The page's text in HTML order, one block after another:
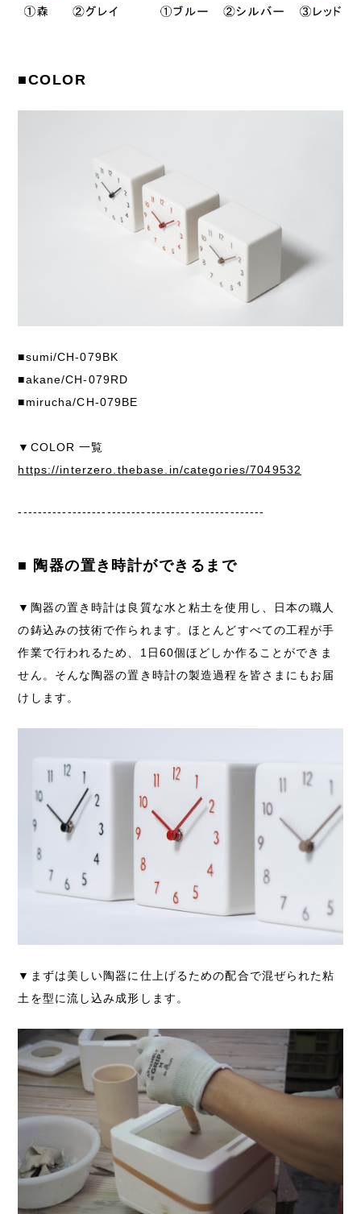
■COLOR
■sumi/CH-079BK
■akane/CH-079RD
■mirucha/CH-079BE
▼COLOR 一覧
https://interzero.thebase.in/categories/7049532
--------------------------------------------------
■ 陶器の置き時計ができるまで
▼陶器の置き時計は良質な水と粘土を使用し、日本の職人
の鋳込みの技術で作られます。ほとんどすべての工程が手
作業で行われるため、1日60個ほどしか作ることができま
せん。そんな陶器の置き時計の製造過程を皆さまにもお届
けします。
▼まずは美しい陶器に仕上げるための配合で混ぜられた粘
土を型に流し込み成形します。